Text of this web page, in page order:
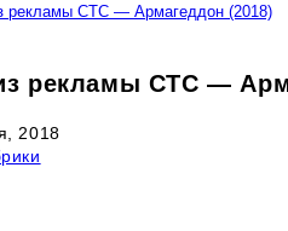
рекламы СТС — Армагеддон (2018)
рекламы СТС —
2018